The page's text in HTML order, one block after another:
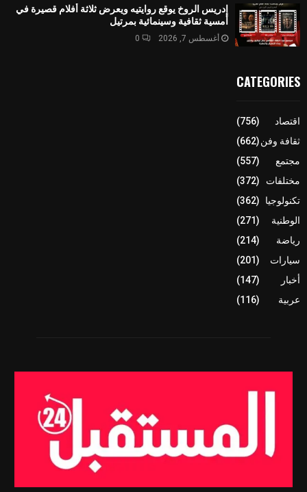
إدريس الروخ يوقع روايتيه ويعرض ثلاثة أفلام قصيرة في
أمسية ثقافية وسينمائية بمرتيل
أغسطس 7, 2026 0
CATEGORIES
اقتصاد
(756)
ثقافة وفن(662)
مجتمع
(557)
مختلفات
(372)
تكنولوجيا
(362)
الوطنية
(271)
رياضة
(214)
سيارات
(201)
أخبار
(147)
عربية
(116)